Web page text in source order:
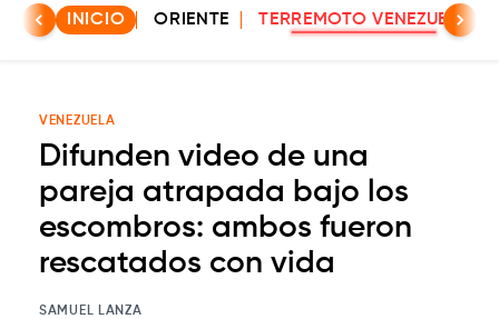
INICIO ORIENTE TERREMOTO VENEZUELA
VENEZUELA
Difunden video de una
pareja atrapada bajo los
escombros: ambos fueron
rescatados con vida
SAMUEL LANZA